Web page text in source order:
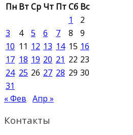
Пн ВтСр Чт ПтСб Вс
1
2
3
4 5 6 7 8
9
10 11 12 13 14 15 16
17 18 19 20 21 22 23
24 25 26 27 28 29 30
31
« Фев Апр »
Контакты